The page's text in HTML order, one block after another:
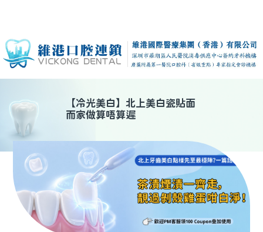
【冷光美白】 北上美白瓷貼面
而家做算唔算遲